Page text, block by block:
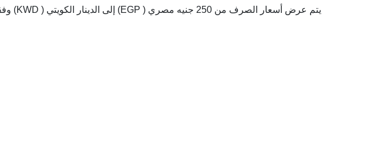
يتم عرض أسعار الصرف من 250 جنيه مصري ( EGP) إلى الدينار الكويتي ( KWD) وفقا لأحدث أسعار الصرف.